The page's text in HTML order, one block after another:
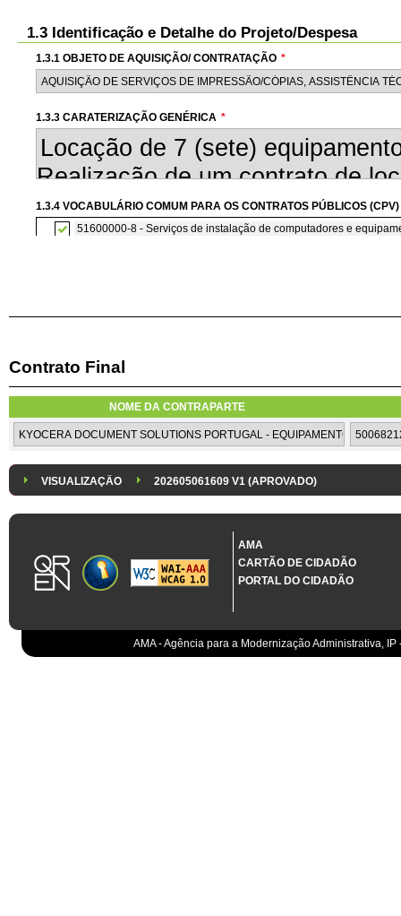
1.3 Identificação e Detalhe do Projeto/Despesa
1.3.1 OBJETO DE AQUISIÇÃO/ CONTRATAÇÃO *
1.3.3 CARATERIZAÇÃO GENÉRICA *
1.3.4 VOCABULÁRIO COMUM PARA OS CONTRATOS PÚBLICOS (CPV)
51600000-8 - Serviços de instalação de computadores e
1.3.7 CONTRATAÇÃO DE SERVIÇOS EM REGIME DE AVENÇA
Os serviços são contratados em regime de avença
1.3.8 DESPESA/ PROJETO *
1.3.9 IDENTIFICAÇÃO DO
Sistema crítico impactado no projeto de acordo com RCM n.º 48/2012
A presente despesa configura uma urgência imperiosa ao abrigo da
Não Aplicável
Contrato Final
NOME DA CONTRAPARTE
VISUALIZAÇÃO 202605061609 V1 (APROVADO)
AMA
CARTÃO DE CIDADÃO
PORTAL DO CIDADÃO
AMA - Agência para a Modernização Administrativa,